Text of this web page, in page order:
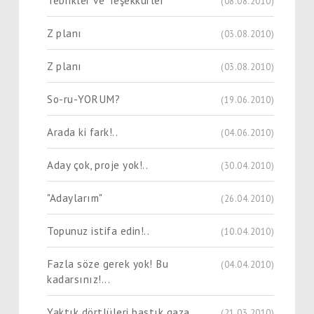
Z planı (03.08.2010)
Z planı (03.08.2010)
So-ru-YORUM? (19.06.2010)
Arada ki fark!.. (04.06.2010)
Aday çok, proje yok!.. (30.04.2010)
"Adaylarım" (26.04.2010)
Topunuz istifa edin!.. (10.04.2010)
Fazla söze gerek yok! Bu
kadarsınız!...
(04.04.2010)